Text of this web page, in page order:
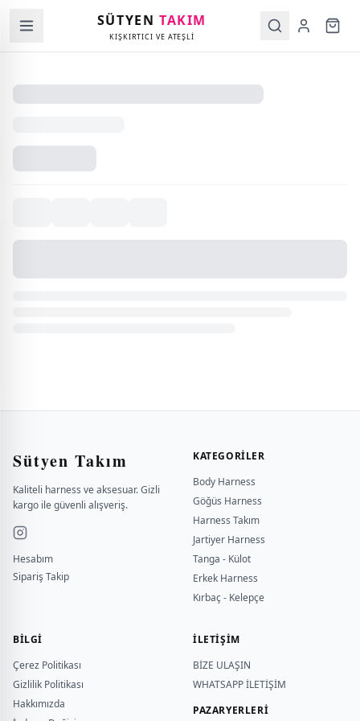
SÜTYENTAKIM
KIŞKIRTICI VE ATEŞLİ
Sütyen Takım
Kaliteli harness ve aksesuar. Gizli
kargo ile güvenli alışveriş.
Hesabım
Sipariş Takip
KATEGORILER
Body Harness
Göğüs Harness
Harness Takım
Jartiyer Harness
Tanga - Külot
Erkek Harness
Kırbaç - Kelepçe
BILGI
Çerez Politikası
Gizlilik Politikası
Hakkımızda
İLETİŞİM
BİZE ULAŞIN
WHATSAPP İLETİŞİM
PAZARYERLERİ